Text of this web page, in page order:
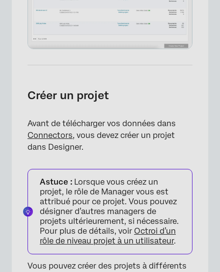
Créer un projet
Avant de télécharger vos données dans
Connectors, vous devez créer un projet
dans Designer.
Astuce : Lorsque vous créez un
projet, le rôle de Manager vous est
attribué pour ce projet. Vous pouvez
désigner d’autres managers de
projets ultérieurement, si nécessaire.
Pour plus de détails, voir Octroi d’un
rôle de niveau projet à un utilisateur.
Vous pouvez créer des projets à différents